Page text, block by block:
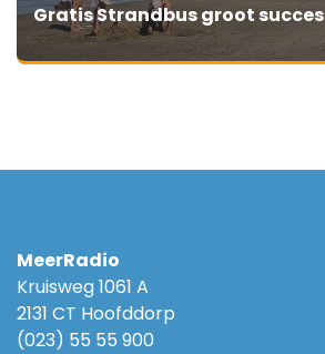
Gratis Strandbus groot succes
MeerRadio
Kruisweg 1061 A
2131 CT Hoofddorp
(023) 55 55 900